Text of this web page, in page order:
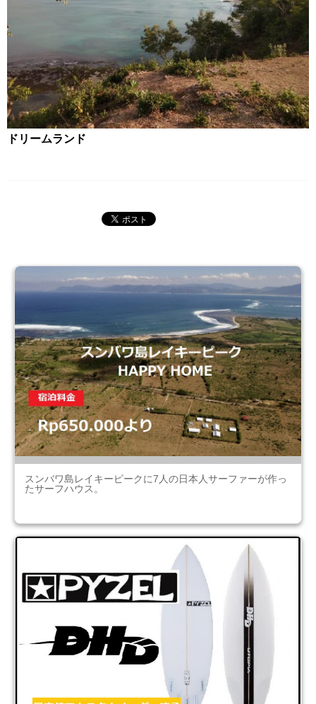
ドリームランド
スンバワ島レイキーピークに7人の日本人サーファーが作っ
たサーフハウス。